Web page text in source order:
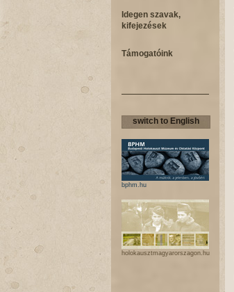
Idegen szavak,
kifejezések
Támogatóink
switch to English
bphm.hu
holokausztmagyarorszagon.hu